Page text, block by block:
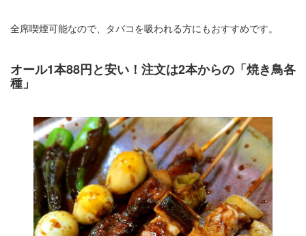
全席喫煙可能なので、タバコを吸われる方にもおすすめです。
オール1本88円と安い！注文は2本からの「焼き鳥各
種」